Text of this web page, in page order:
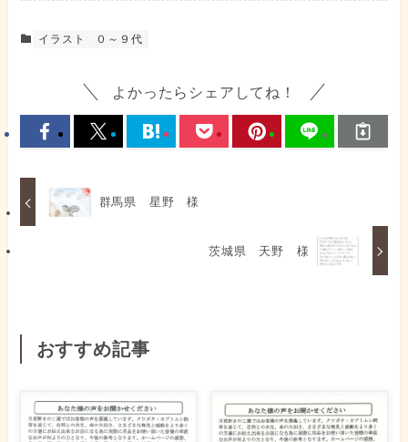
イラスト ０～９代
よかったらシェアしてね！
群馬県 星野 様
茨城県 天野 様
おすすめ記事